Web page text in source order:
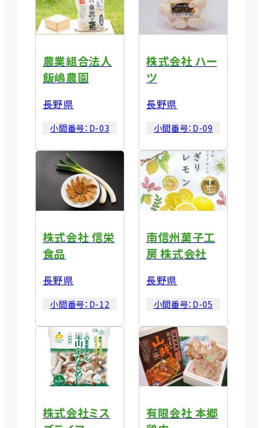
農業組合法人
飯嶋農園
長野県
小間番号： D-03
株式会社 ハー
ツ
長野県
小間番号： D-09
株式会社 信栄
食品
長野県
小間番号： D-12
南信州菓子工
房 株式会社
長野県
小間番号： D-05
株式会社ミス
有限会社 本郷